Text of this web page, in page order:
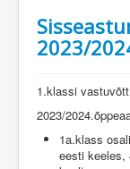
2023/
1.klassi
2023/
1a.klass
eesti keeles,